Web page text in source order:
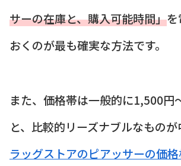
サーの在庫と、購入可能時間」
おくのが最も確実な方法です。
また、価格帯は一般的に1,500円
と、比較的リーズナブルなもの
ラッグストアのピアッサーの価